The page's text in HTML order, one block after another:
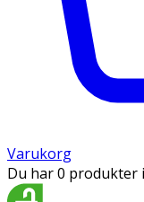
Varukorg
Du har 0 produkter